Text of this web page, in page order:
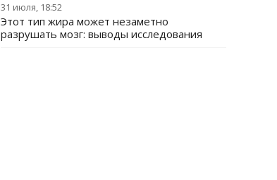
31 июля, 18:52
Этот тип жира может незаметно
разрушать мозг: выводы исследования